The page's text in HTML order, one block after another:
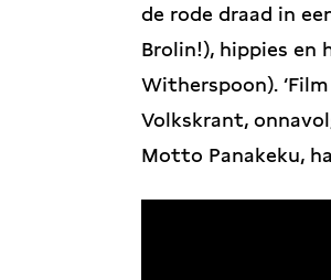
de rode draad in
Brolin!), hippies en
Witherspoon).
Volkskrant,
Motto Panakeku,